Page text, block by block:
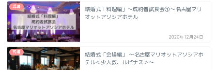
式場
結婚式「料理編」～成約者試食会➀～名古屋マリ
オットアソシアホテル
2020年12月24日
式場
結婚式「会場編」 ～名古屋マリオットアソシアホ
テル＜少人数、ルピナス＞～